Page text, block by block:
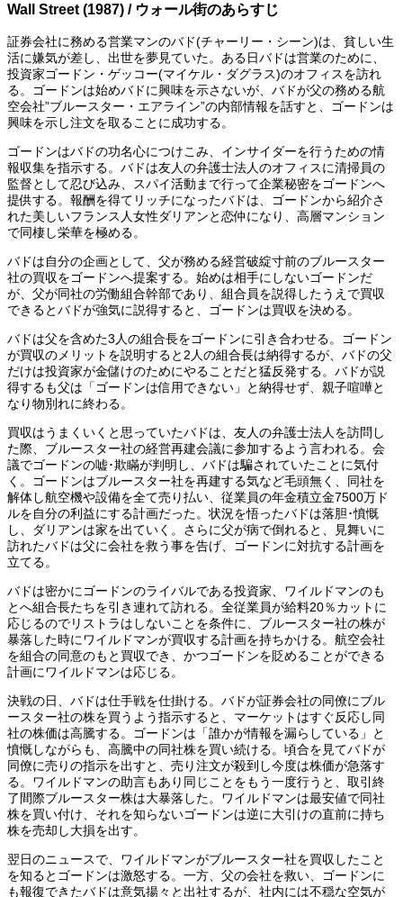
Wall Street (1987) / ウォール街のあらすじ
証券会社に務める営業マンのバド(チャーリー・シーン)は、貧しい生
活に嫌気が差し、出世を夢見ていた。ある日バドは営業のために、
投資家ゴードン・ゲッコー(マイケル・ダグラス)のオフィスを訪れ
る。ゴードンは始めバドに興味を示さないが、バドが父の務める航
空会社”ブルースター・エアライン”の内部情報を話すと、ゴードンは
興味を示し注文を取ることに成功する。
ゴードンはバドの功名心につけこみ、インサイダーを行うための情
報収集を指示する。バドは友人の弁護士法人のオフィスに清掃員の
監督として忍び込み、スパイ活動まで行って企業秘密をゴードンへ
提供する。報酬を得てリッチになったバドは、ゴードンから紹介さ
れた美しいフランス人女性ダリアンと恋仲になり、高層マンション
で同棲し栄華を極める。
バドは自分の企画として、父が務める経営破綻寸前のブルースター
社の買収をゴードンへ提案する。始めは相手にしないゴードンだ
が、父が同社の労働組合幹部であり、組合員を説得したうえで買収
できるとバドが強気に説得すると、ゴードンは買収を決める。
バドは父を含めた3人の組合長をゴードンに引き合わせる。ゴードン
が買収のメリットを説明すると2人の組合長は納得するが、バドの父
だけは投資家が金儲けのためにやることだと猛反発する。バドが説
得するも父は「ゴードンは信用できない」と納得せず、親子喧嘩と
なり物別れに終わる。
買収はうまくいくと思っていたバドは、友人の弁護士法人を訪問し
た際、ブルースター社の経営再建会議に参加するよう言われる。会
議でゴードンの嘘･欺瞞が判明し、バドは騙されていたことに気付
く。ゴードンはブルースター社を再建する気など毛頭無く、同社を
解体し航空機や設備を全て売り払い、従業員の年金積立金7500万ド
ルを自分の利益にする計画だった。状況を悟ったバドは落胆･憤慨
し、ダリアンは家を出ていく。さらに父が病で倒れると、見舞いに
訪れたバドは父に会社を救う事を告げ、ゴードンに対抗する計画を
立てる。
バドは密かにゴードンのライバルである投資家、ワイルドマンのも
とへ組合長たちを引き連れて訪れる。全従業員が給料20％カットに
応じるのでリストラはしないことを条件に、ブルースター社の株が
暴落した時にワイルドマンが買収する計画を持ちかける。航空会社
を組合の同意のもと買収でき、かつゴードンを貶めることができる
計画にワイルドマンは応じる。
決戦の日、バドは仕手戦を仕掛ける。バドが証券会社の同僚にブル
ースター社の株を買うよう指示すると、マーケットはすぐ反応し同
社の株価は高騰する。ゴードンは「誰かが情報を漏らしている」と
憤慨しながらも、高騰中の同社株を買い続ける。頃合を見てバドが
同僚に売りの指示を出すと、売り注文が殺到し今度は株価が急落す
る。ワイルドマンの助言もあり同じことをもう一度行うと、取引終
了間際ブルースター株は大暴落した。ワイルドマンは最安値で同社
株を買い付け、それを知らないゴードンは逆に大引けの直前に持ち
株を売却し大損を出す。
翌日のニュースで、ワイルドマンがブルースター社を買収したこと
を知るとゴードンは激怒する。一方、父の会社を救い、ゴードンに
も報復できたバドは意気揚々と出社するが、社内には不穏な空気が